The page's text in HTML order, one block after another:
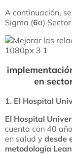
A continuación,
Sigma (6σ)
en
1. El Hospital
El Hospital
cuenta con 40
en salud y desde
metodología